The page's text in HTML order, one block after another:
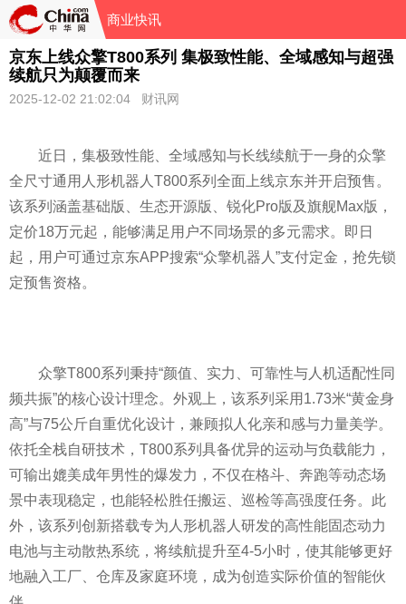
商业快讯
京东上线众擎T800系列 集极致性能、全域感知与超强
续航只为颠覆而来
2025-12-02 21:02:04 财讯网
近日，集极致性能、全域感知与长线续航于一身的众擎
全尺寸通用人形机器人T800系列全面上线京东并开启预售。
该系列涵盖基础版、生态开源版、锐化Pro版及旗舰Max版，
定价18万元起，能够满足用户不同场景的多元需求。即日
起，用户可通过京东APP搜索“众擎机器人”支付定金，抢先锁
定预售资格。
众擎T800系列秉持“颜值、实力、可靠性与人机适配性同
频共振”的核心设计理念。外观上，该系列采用1.73米“黄金身
高”与75公斤自重优化设计，兼顾拟人化亲和感与力量美学。
依托全栈自研技术，T800系列具备优异的运动与负载能力，
可输出媲美成年男性的爆发力，不仅在格斗、奔跑等动态场
景中表现稳定，也能轻松胜任搬运、巡检等高强度任务。此
外，该系列创新搭载专为人形机器人研发的高性能固态动力
电池与主动散热系统，将续航提升至4-5小时，使其能够更好
地融入工厂、仓库及家庭环境，成为创造实际价值的智能伙